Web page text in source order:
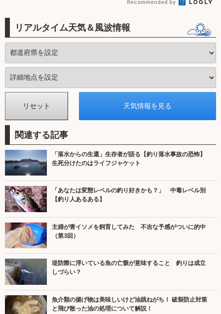
Recommended by
リアルタイム天気＆風波情報
関連する記事
「落水からの生還」生存者が語る【釣り落水事故の恐怖】
生死分けたのはライフジャケット
「あなたは変態レベルの釣り好きかも？」 中毒レベル別
【釣り人あるある】
主婦が青イソメを飼育してみた 不吉な予感がついに的中
（第3回）
堤防際に浮いている魚の亡骸が意味すること 釣りは成立
しづらい？
魚介類の揚げ物は美味しいけど油跳ねがち！ 破裂防止対策
と飛び散った油の処理について解説！